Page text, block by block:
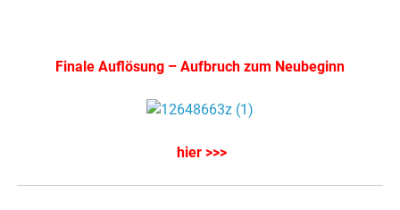
Finale Auflösung – Aufbruch zum Neubeginn
hier >>>